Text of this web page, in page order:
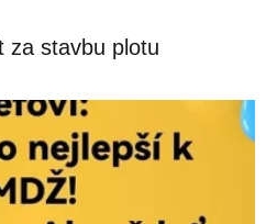
za stavbu plotu